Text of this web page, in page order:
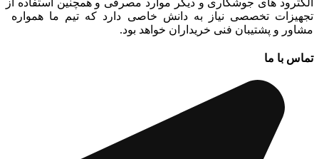
تجهیزات تخصصی نیاز به دانش خاصی دارد که تیم ما همواره
مشاور و پشتیبان فنی خریداران خواهد بود.
تماس با ما